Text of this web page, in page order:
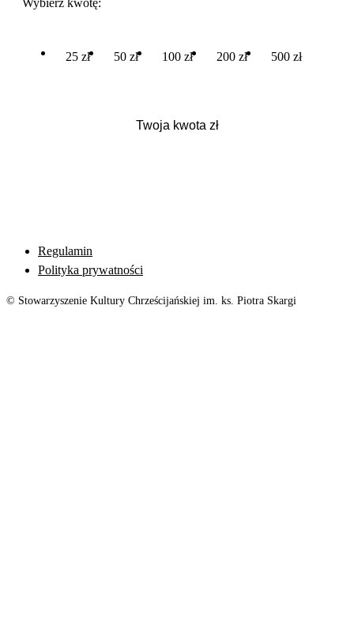
Wybierz kwotę:
25 zł 50 zł 100 zł 200 zł 500 zł
Regulamin
Polityka prywatności
© Stowarzyszenie Kultury Chrześcijańskiej im. ks. Piotra Skargi